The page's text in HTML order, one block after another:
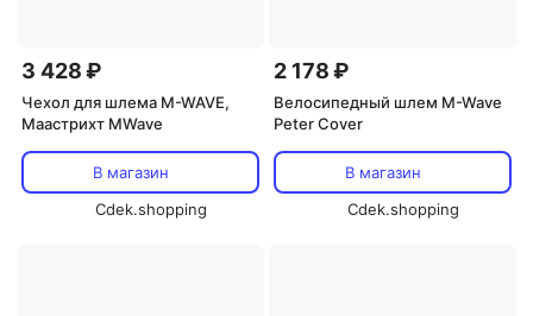
3 428 ₽
Чехол для шлема M-WAVE,
Маастрихт MWave
В магазин
Cdek.shopping
2 178 ₽
Велосипедный шлем M-Wave
Peter Cover
В магазин
Cdek.shopping